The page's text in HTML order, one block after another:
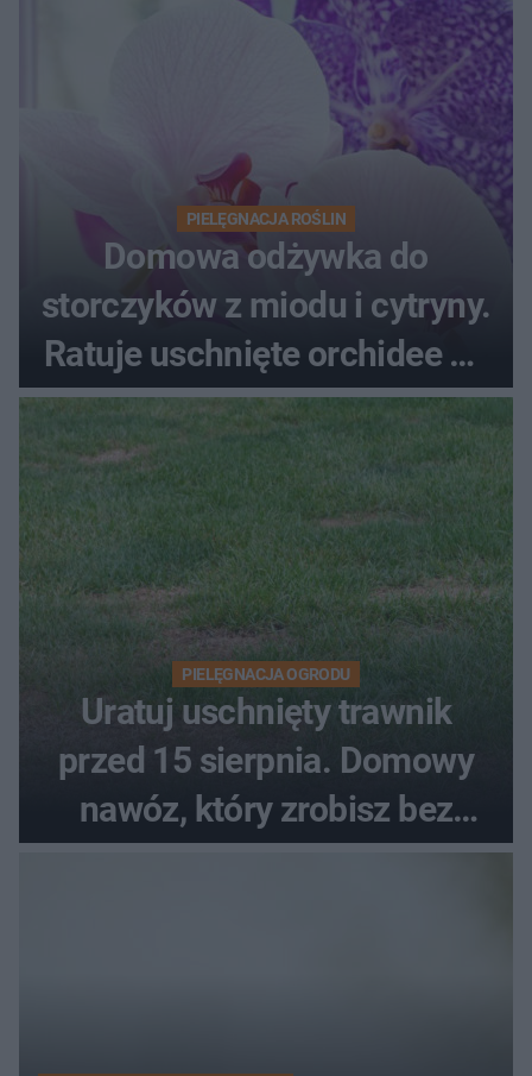
PIELĘGNACJA ROŚLIN
Domowa odżywka do
storczyków z miodu i cytryny.
Ratuje uschnięte orchidee po
upałach
PIELĘGNACJA OGRODU
Uratuj uschnięty trawnik
przed 15 sierpnia. Domowy
nawóz, który zrobisz bez